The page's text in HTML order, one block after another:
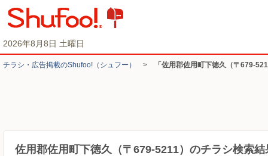
2026年8月8日 土曜日
チラシ・​広告掲載の​Shufoo!​（シュフー） > 「佐用郡佐用町下徳久（〒679-
佐用郡佐用町下徳久（〒679-5211）のチラシ検索結